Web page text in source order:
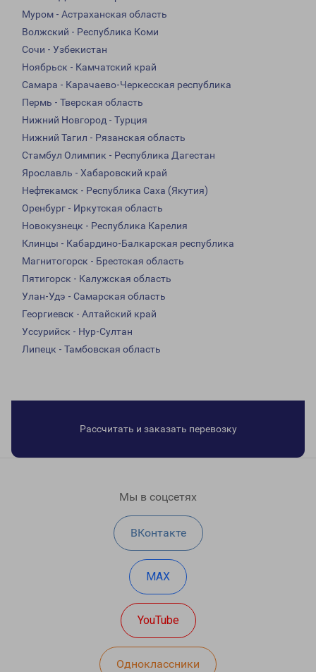
Муром - Астраханская область
Волжский - Республика Коми
Сочи - Узбекистан
Ноябрьск - Камчатский край
Самара - Карачаево-Черкесская республика
Пермь - Тверская область
Нижний Новгород - Турция
Нижний Тагил - Рязанская область
Стамбул Олимпик - Республика Дагестан
Ярославль - Хабаровский край
Нефтекамск - Республика Саха (Якутия)
Оренбург - Иркутская область
Новокузнецк - Республика Карелия
Клинцы - Кабардино-Балкарская республика
Магнитогорск - Брестская область
Пятигорск - Калужская область
Улан-Удэ - Самарская область
Георгиевск - Алтайский край
Уссурийск - Нур-Султан
Липецк - Тамбовская область
Рассчитать и заказать перевозку
Мы в соцсетях
ВКонтакте
MAX
YouTube
Одноклассники